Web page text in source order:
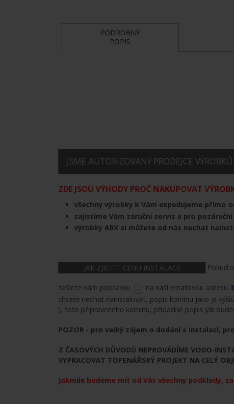
PODROBNÝ
POPIS
JSME AUTORIZOVANÝ PRODEJCE
ZDE JSOU VÝHODY PROČ NAKUPOVAT
všechny výrobky k Vám expedujeme přímo
zajistíme Vám záruční servis a pro
výrobky ABX si můžete od nás nechat
JAK ZJISTIT CENU INSTALACE Pokud
zašlete nám poptávku na naši emailovou adresu:
chcete nechat nainstalovat, popis komínu jako je
), foto připraveného komínu, případně popis jak
POZOR - pro velký zájem o dodání s instalací,
Z ČASOVÝCH DŮVODŮ NEPROVÁDÍME VODO-
VYPRACOVAT TOPENÁŘSKÝ PROJEKT NA CELÝ
Jakmile budeme mít od Vás všechny podklady,